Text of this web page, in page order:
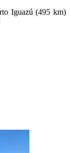
Iguazú (495 km)